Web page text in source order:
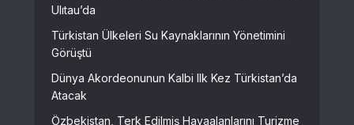
Ulıtau’da
Türkistan Ülkeleri Su Kaynaklarının Yönetimini
Görüştü
Dünya Akordeonunun Kalbi Ilk Kez Türkistan’da
Atacak
Özbekistan, Terk Edilmiş Havaalanlarını Turizme